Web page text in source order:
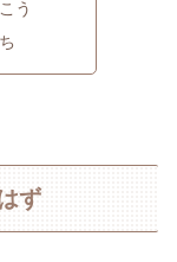
う
ず